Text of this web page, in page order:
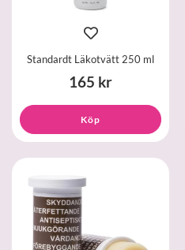
Standardt Läkotvätt 250 ml
165 kr
Köp